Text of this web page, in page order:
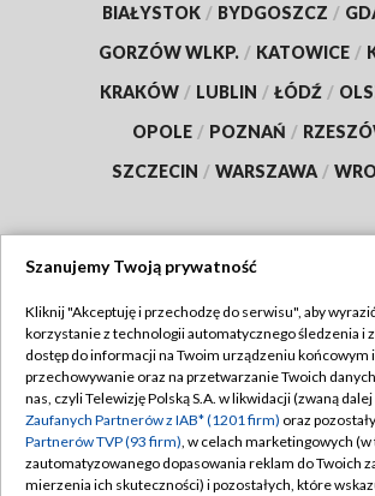
BIAŁYSTOK / BYDGOSZCZ /
GORZÓW WLKP. / KATOWICE /
KRAKÓW / LUBLIN / ŁÓDŹ /
OPOLE / POZNAŃ /
SZCZECIN / WARSZAWA /
TVP
Abonament TVP
Emisja w TVP
Centrum informacji TVP
Regulamin TVP
Polityka prywatności
Moje zgody
Szanujemy Twoją prywatność
Kliknij "Akceptuję i przechodzę do serwisu", aby
korzystanie z technologii automatycznego śledzenia i
dostęp do informacji na Twoim urządzeniu końcowym
przechowywanie oraz na przetwarzanie Twoich
nas, czyli Telewizję Polską S.A. w likwidacji (zwaną dalej
Zaufanych Partnerów z IAB* (1201 firm) oraz
Partnerów TVP (93 firm), w celach marketingowych (w
zautomatyzowanego dopasowania reklam do Twoich
mierzenia ich skuteczności) i pozostałych, które